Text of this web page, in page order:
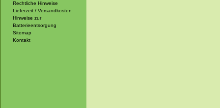
Rechtliche Hinweise
Lieferzeit / Versandkosten
Hinweise zur
Batterieentsorgung
Sitemap
Kontakt